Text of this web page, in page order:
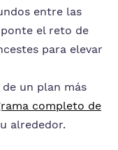
entre las
el reto de
para elevar
un plan más
completo de
alrededor.